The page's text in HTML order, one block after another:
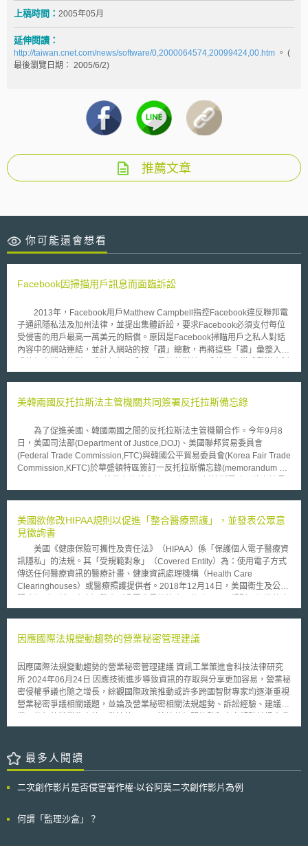
上稿時間： 2005年05月
延伸閱讀：
http://taiwan.cnet.com/news/software/0,2000064574,20099424,00.htm 。 (
最後瀏覽日期： 2005/6/2)
推薦文章
你可能還會想看
Facebook因掃描用戶訊息而面臨訴訟
2013年，Facebook用戶Matthew Campbell指控Facebook違反聯邦電
子通訊隱私法及加州法律，並提出集體訴訟，要求Facebook必須支付每位
受侵害的用戶最高一萬美元的賠償。原因是Facebook掃瞄用戶之私人對話
內容中的網站連結，並計入網站的按「讚」總數，再將這些「讚」彙整入用
化的廣告， 造成用戶的困擾。 對此，Facebook辯稱其掃描用戶的訊息
Facebook在2012年即已停止傳送客製化廣告，故Facebook要求撤銷此訴
Hamilton認為，雖然Facebook已經在2012年10月停止傳送客製化廣告，但
Facebook同時並承認仍會持續分析用戶之訊息（理由是為了防止電腦病毒
以及垃圾郵件），而且Facebook不願意提供任何有關目標式廣告手法的細
節，使法院無法判斷這是否為普遍的商業行為而屬於聯邦電子通訊隱私法例
外條款的範疇，因此，法院裁定駁回Facebook的撤銷申請，本案將繼續進
美韓兩國反托拉斯法主管機關共同簽署反托拉斯備忘錄
為了促進美國、韓國兩國之間的反托拉斯法主管機關合作。今年9月8
日，美國司法部(Department of Justice,DOJ)、美國聯邦貿易委員會
(Federal Trade Commission,FTC)與韓國公平貿易委員會(Korea Fair Trade
Commission,KFTC)於華盛頓特區簽訂一反托拉斯備忘錄(memorandum of
Bill Baer與聯邦貿易委員會女主席Edith Ramirez及韓國公平交易委員會
助理檢察總長Bill Baer表示:「具有坦誠和建設性對話之執法合作對於美國、
韓國及全世界各地之競爭市場維持皆極其重要。本備忘錄標示了一直以來美
國與韓國公平貿易委員會之間的合作關係；並展現出我們在未來日子中，欲
持續加強該合作關係的企圖心。」該備忘錄的重點包含: 反托拉斯合作重要
性的相互承認，包括在進行共同執法時，互相協調的重要性。 闡明了美國
反托拉斯執法機關與韓國公平貿易委員會之間溝通的重要性。 承諾保護另
一方所提供訊息之機密性；並承諾在法規不允許的情況下，禁止分享資訊。
平貿易委員會之合作關係越來越緊密；其中包括政策意見的交換，並視情況
美國欲修改HIPAA規則以促進「整合醫療照護」，並發表公眾意
見徵詢書
美國《健康保險可攜性及責任法》（HIPAA）係「保護個人電子醫療資
訊隱私」的法規。其「受規範對象」（Covered Entity）為：使用電子方式
傳送任何醫療資訊的醫療計畫、健康資訊處理機構（Health Care
Clearinghouses）或醫療照護提供者。2018年12月14日，美國衛生及公共
醫療照護〉（Request for Information on Modifying HIPAA Rules to
整合醫療照護、專案管理的資料分享 HIPAA原先僅允許受規範機關在醫
療照護或專案管理。官方傾向修法讓醫療照護或專案管理成為允許揭露PHI
的情形。同時，也希望修法讓PHI的取得更具時效性，以利於病歷在受規範
對象間的流通。 （二）推動親友參與解決當事人鴉片類藥物成癮和精神疾
病問題 HIPAA允許受規範對象在特定條件下，向照護者（Caregiver）
揭露PHI，包含緊急狀況，也包含嚴重的精神疾病。然而，許多受規範對象
下，受規範對象或其商業夥伴應提供近六年內與PHI相關的會計資料。然
而，許多受規範對象的系統無法分離出應提供給當事人的部分，只好提供整
份會計資料，因而造成龐大負擔。官方擬修法，只提供當事人「存取報告」
取得當事人隱私權行為通知的書面同意書，這次的修法希望可以減少書面同
因應國際法規變動趨勢的營業秘密管理建議
因應國際法規變動趨勢的營業秘密管理建議 資訊工業策進會科技法律研究
所 2024年06月24日 因應技術進步導致資訊的存取與分享更加容易，營業秘
密侵權爭議也隨之增長，綜觀國際政策推動或許多跨國智財專家均逐漸重視
營業秘密爭議相關議題，並論及營業秘密相關法規趨勢、訴訟經驗、建議企
國企業建議。 壹、法規變動趨勢 從國際趨勢以觀，各國針對「競業禁止」
條款避免機密資訊外洩的難度提高，企業多轉而透過營業秘密管理來加強防
護。 一、競業禁止 本文列舉了近期美國與英國對於競業禁止法規監管的趨
（Federal Trade Commission，下稱FTC）於今年，2024年4月23日推出
管理人員以外之員工，使僱主與員工之間已簽訂競業禁止協議無效，並禁止
最多人閱讀
二次創作影片是否侵害著作權-以谷阿莫二次創作影片為例
何謂「監理沙盒」？